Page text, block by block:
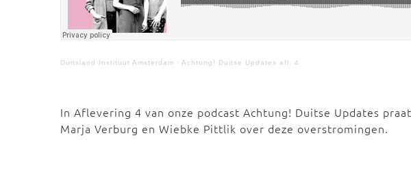
Duitsland Instituut Amsterdam · Achtung! Duitse Updates afl. 4
In Aflevering 4 van onze podcast Achtung! Duitse Updates
Marja Verburg en Wiebke Pittlik over deze overstromingen.